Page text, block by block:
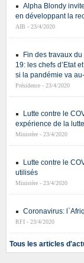
Alpha Blondy
en développant la
AIB - 23/4/2020
Fin des travaux
19: les chefs d’Etat
si la pandémie va
Présidence - 23/4/2020
Lutte contre le
expérience de la
Ministère - 23/4/2020
Lutte contre le
utilisés
Ministère - 23/4/2020
Coronavirus:
RFI - 23/4/2020
Tous les articles